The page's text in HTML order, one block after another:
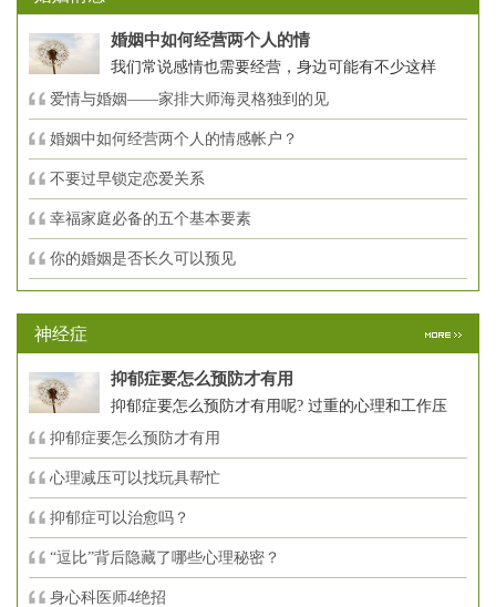
婚姻中如何经营两个人的情
我们常说感情也需要经营，身边可能有不少这样
爱情与婚姻——家排大师海灵格独到的见
婚姻中如何经营两个人的情感帐户？
不要过早锁定恋爱关系
幸福家庭必备的五个基本要素
你的婚姻是否长久可以预见
神经症
抑郁症要怎么预防才有用
抑郁症要怎么预防才有用呢? 过重的心理和工作压
抑郁症要怎么预防才有用
心理减压可以找玩具帮忙
抑郁症可以治愈吗？
“逗比”背后隐藏了哪些心理秘密？
身心科医师4绝招